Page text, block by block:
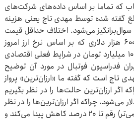
که تماما بر اساس داده‌های شرکت‌های
گفته شده توسط مهدی تاج یعنی هزینه
هزار دلاری سوال‌برانگیز می‌شود. اختلاف حداقل قیمت
۴۰۰ هزار دلاری و حداکثر ۶۰۰ هزار دلاری که بر اساس نرخ ارز امروز
می‌شود بین ۷۰ تا بیش از ۱۰۰ میلیارد تومان در شرایط فعلی اقتصادی
فدراسیون فوتبال در مورد آن توضیح
تاج است که گفته ما «ارزان‌ترین» پرواز
اگر ارزان‌ترین‌ حالت‌ها را در نظر بگیریم
کمتر از ۸۰۰ هزار دلار می‌شود، چراکه اگر ارزان‌ترین‌ها را در نظر
بگیریم (مثلا یک ایرباس قدیمی‌تر) رقم تا ۲۰ درصد کاهش پیدا می‌کند و